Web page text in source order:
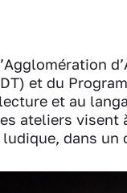
et du
et au
ateliers
dans